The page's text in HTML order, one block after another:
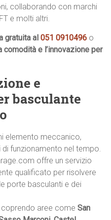
collaborando con marchi
e molti altri.
gratuita al051 0910496 o
comodità e l’innovazione per
e
basculante
elemento meccanico,
funzionamento nel tempo.
offre un servizio
qualificato per risolvere
porte basculanti e dei
coprendo aree comeSan